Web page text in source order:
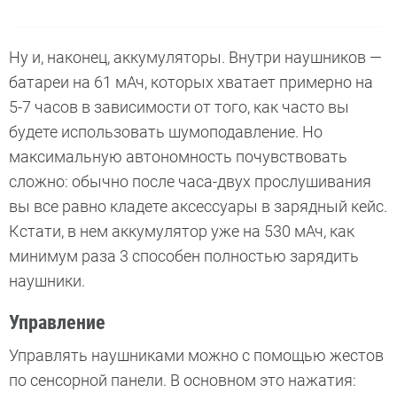
Ну и, наконец, аккумуляторы. Внутри наушников —
батареи на 61 мАч, которых хватает примерно на
5-7 часов в зависимости от того, как часто вы
будете использовать шумоподавление. Но
максимальную автономность почувствовать
сложно: обычно после часа-двух прослушивания
вы все равно кладете аксессуары в зарядный кейс.
Кстати, в нем аккумулятор уже на 530 мАч, как
минимум раза 3 способен полностью зарядить
наушники.
Управление
Управлять наушниками можно с помощью жестов
по сенсорной панели. В основном это нажатия: